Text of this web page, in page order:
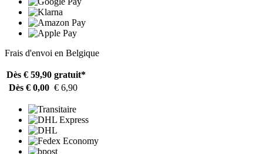
Frais d'envoi en Belgique
Dès € 59,90 gratuit*
Dès € 0,00 € 6,90